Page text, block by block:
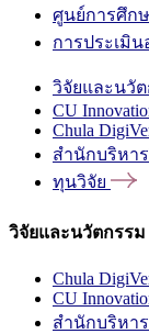
ศูนย์การศึก
การประเมิ
วิจัยและนวั
CU
Chula
สำนักบริหา
ทุนวิจัย
วิจัยและนวัตกรรม
Chula
CU
สำนักบริหา